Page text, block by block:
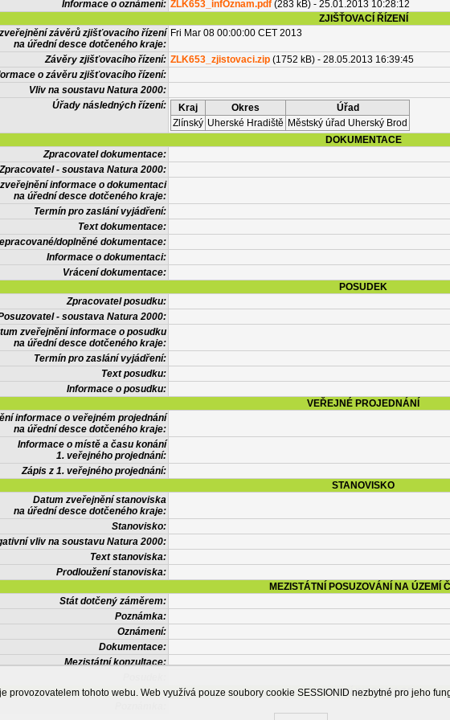
Informace o oznámení: ZLK653_infOznam.pdf (283 kB) - 25.01.2013 10:28:12
ZJIŠŤOVACÍ ŘÍZENÍ
závěrů zjišťovacího řízení
na úřední desce dotčeného kraje:
Fri Mar 08 00:00:00 CET 2013
Závěry zjišťovacího řízení: ZLK653_zjistovaci.zip (1752 kB) - 28.05.2013 16:39:45
o závěru zjišťovacího řízení:
Vliv na soustavu Natura 2000:
Úřady následných řízení:
Kraj Okres
Úřad
Zlínský Uherské Hradiště Městský úřad Uherský Brod
DOKUMENTACE
Zpracovatel dokumentace:
Zpracovatel - soustava Natura 2000:
informace o dokumentaci
na úřední desce dotčeného kraje:
Termín pro zaslání vyjádření:
Text dokumentace:
doplněné dokumentace:
Informace o dokumentaci:
Vrácení dokumentace:
POSUDEK
Zpracovatel posudku:
- soustava Natura 2000:
zveřejnění informace o posudku
na úřední desce dotčeného kraje:
Termín pro zaslání vyjádření:
Text posudku:
Informace o posudku:
VEŘEJNÉ PROJEDNÁNÍ
informace o veřejném projednání
na úřední desce dotčeného kraje:
Informace o místě a času konání
1. veřejného projednání:
Zápis z 1. veřejného projednání:
STANOVISKO
Datum zveřejnění stanoviska
na úřední desce dotčeného kraje:
Stanovisko:
vliv na soustavu Natura 2000:
Text stanoviska:
Prodloužení stanoviska:
MEZISTÁTNÍ POSUZOVÁNÍ NA ÚZEMÍ
Stát dotčený záměrem:
Poznámka:
Oznámení:
Dokumentace:
Mezistátní konzultace:
OSTATNÍ INFORMACE
provozovatelem tohoto webu. Web využívá pouze soubory cookie SESSIONID nezbytné pro jeho